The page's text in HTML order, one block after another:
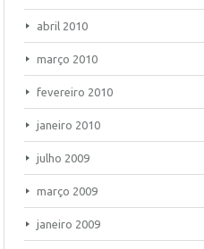
abril 2010
março 2010
fevereiro 2010
janeiro 2010
julho 2009
março 2009
janeiro 2009